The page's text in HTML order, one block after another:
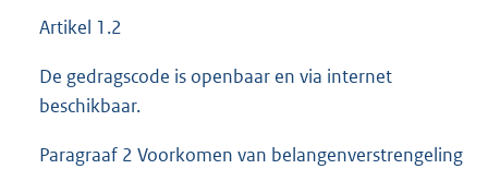
Artikel 1.2
De gedragscode is openbaar en via internet
beschikbaar.
Paragraaf 2 Voorkomen van belangenverstrengeling